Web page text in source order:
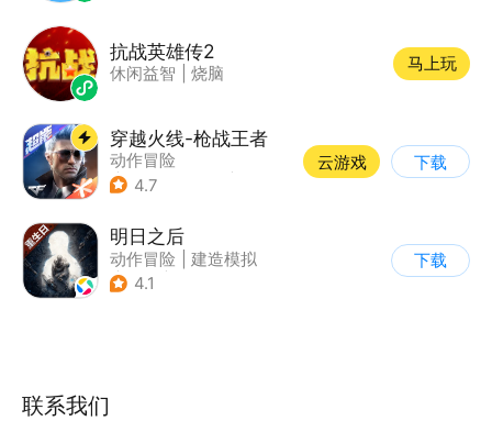
抗战英雄传2
休闲益智 烧脑
马上玩
穿越火线-枪战王者
动作冒险
| 第一人称射击
4.7
云游戏 下载
明日之后
动作冒险
建造模拟
| 丧尸
4.1
下载
联系我们